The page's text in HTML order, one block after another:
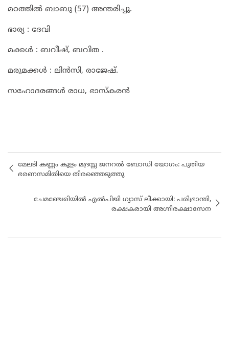
മഠത്തിൽ ബാബു (57) അന്തരിച്ചു.
ഭാര്യ : ദേവി
മക്കൾ : ബവീഷ്, ബവിത .
മരുമക്കൾ : ലിൻസി, രാജേഷ്.
സഹോദരങ്ങൾ രാധ, ഭാസ്കരൻ
മേലടി കണ്ണം കുളം മദ്രസ്സ ജനറൽ ബോഡി യോഗം: പുതിയ
ഭരണസമിതിയെ തിരഞ്ഞെടുത്തു
ചേമഞ്ചേരിയിൽ എൽപിജി ഗ്യാസ് ലീക്കായി: പരിഭ്രാന്തി,
രക്ഷകരായി അഗ്നിരക്ഷാസേന